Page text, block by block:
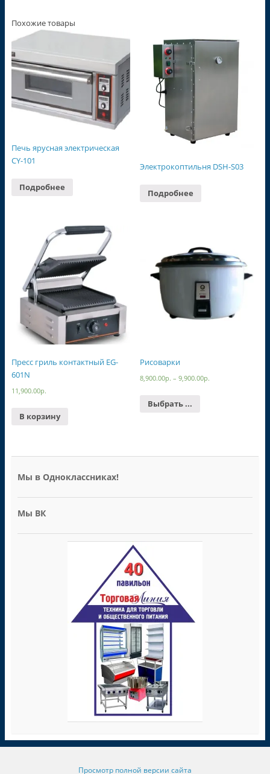
Похожие товары
Печь ярусная электрическая
CY-101
Подробнее
Электрокоптильня DSH-S03
Подробнее
Пресс гриль контактный EG-
601N
11,900.00р.
В корзину
Рисоварки
8,900.00р. –9,900.00р.
Выбрать ...
Мы в Одноклассниках!
Мы ВК
Просмотр полной версии сайта